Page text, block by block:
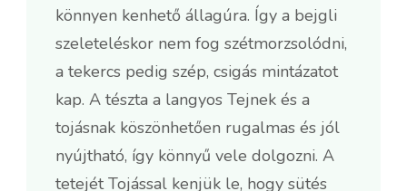
könnyen kenhető állagúra. Így a bejgli
szeleteléskor nem fog szétmorzsolódni,
a tekercs pedig szép, csigás mintázatot
kap. A tészta a langyos Tejnek és a
tojásnak köszönhetően rugalmas és jól
nyújtható, így könnyű vele dolgozni. A
tetejét Tojással kenjük le, hogy sütés